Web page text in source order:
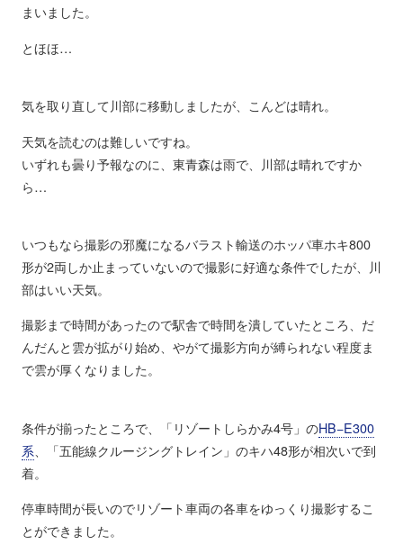
まいました。
とほほ…
気を取り直して川部に移動しましたが、こんどは晴れ。
天気を読むのは難しいですね。
いずれも曇り予報なのに、東青森は雨で、川部は晴れですか
ら…
いつもなら撮影の邪魔になるバラスト輸送のホッパ車ホキ800
形が2両しか止まっていないので撮影に好適な条件でしたが、川
部はいい天気。
撮影まで時間があったので駅舎で時間を潰していたところ、だ
んだんと雲が拡がり始め、やがて撮影方向が縛られない程度ま
で雲が厚くなりました。
条件が揃ったところで、「リゾートしらかみ4号」のHB−E300
系 、「五能線クルージングトレイン」のキハ48形が相次いで到
着。
停車時間が長いのでリゾート車両の各車をゆっくり撮影するこ
とができました。